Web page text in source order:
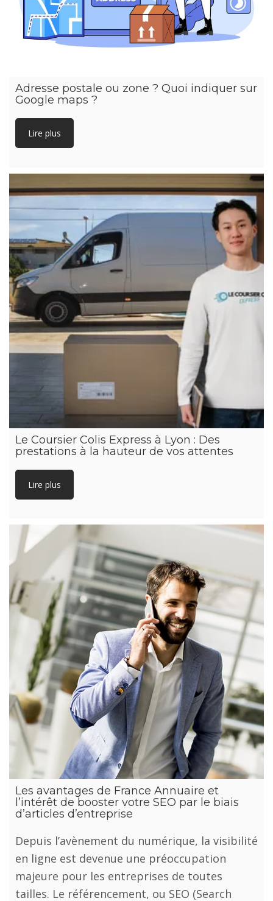
Adresse postale ou zone ? Quoi indiquer sur
Google maps ?
Lire plus
Le Coursier Colis Express à Lyon : Des
prestations à la hauteur de vos attentes
Lire plus
Les avantages de France Annuaire et
l’intérêt de booster votre SEO par le biais
d’articles d’entreprise
Depuis l’avènement du numérique, la visibilité
en ligne est devenue une préoccupation
majeure pour les entreprises de toutes
tailles. Le référencement, ou SEO (Search